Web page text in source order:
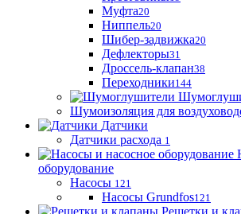
Муфта20
Ниппель20
Шибер-задвижка20
Дефлекторы31
Дроссель-клапан38
Переходники144
Шумоизоляция для
Датчики
Датчики расхода 1
оборудование
Насосы 121
Насосы Grundfos121
Решетки и